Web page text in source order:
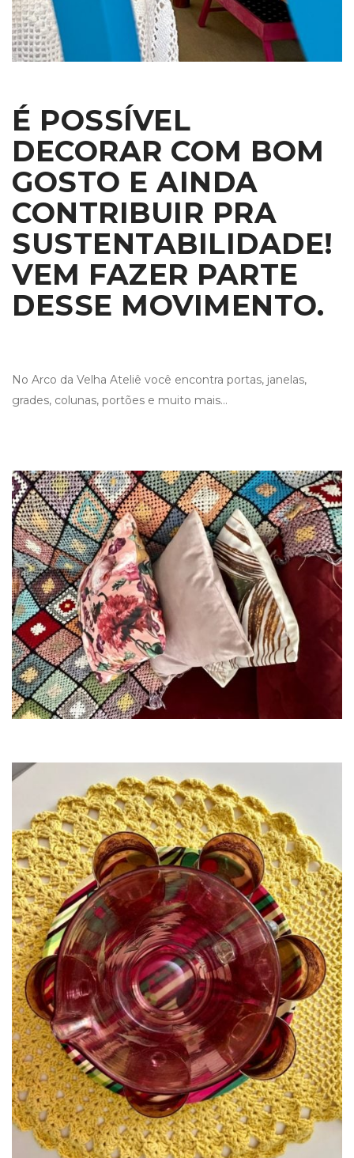
É POSSÍVEL
DECORAR COM BOM
GOSTO E AINDA
CONTRIBUIR PRA
SUSTENTABILIDADE!
VEM FAZER PARTE
DESSE MOVIMENTO.
No Arco da Velha Ateliê você encontra portas, janelas,
grades, colunas, portões e muito mais…